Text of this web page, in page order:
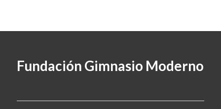
Fundación Gimnasio Moderno